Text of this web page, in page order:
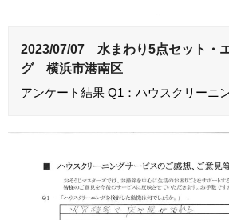
2023/07/07 水まわり5点セット・
グ 横浜市港南区
アンケート結果 Q1：ハウスクリーニ